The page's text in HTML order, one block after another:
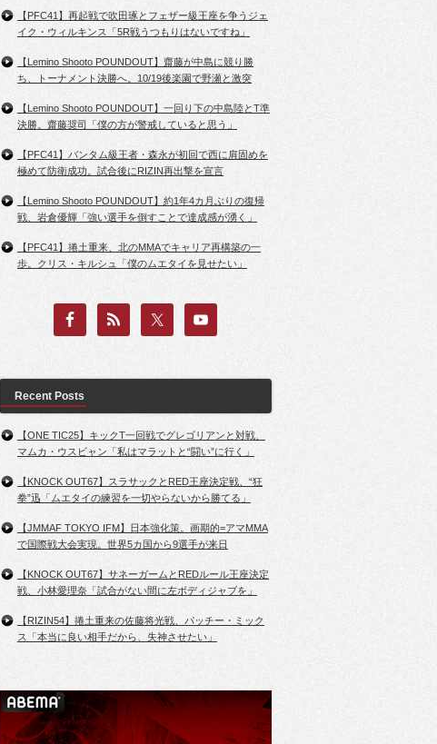
【PFC41】再起戦で吹田琢とフェザー級王座を争うジェ
イク・ウィルキンス「5R戦うつもりはないですね」
【Lemino Shooto POUNDOUT】齋藤が中島に競り勝
ち、トーナメント決勝へ。10/19後楽園で野瀬と激突
【Lemino Shooto POUNDOUT】一回り下の中島陸とT準
決勝。齋藤奨司「僕の方が警戒していると思う」
【PFC41】バンタム級王者・森永が初回で西に肩固めを
極めて防衛成功。試合後にRIZIN再出撃を宣言
【Lemino Shooto POUNDOUT】約1年4カ月ぶりの復帰
戦、岩倉優輝「強い選手を倒すことで達成感が湧く」
【PFC41】捲土重来、北のMMAでキャリア再構築の一
歩。クリス・キルシュ「僕のムエタイを見せたい」
Recent Posts
【ONE TIC25】キックT一回戦でグレゴリアンと対戦、
マムカ・ウスビャン「私はマラットと“闘い”に行く」
【KNOCK OUT67】スラサックとRED王座決定戦、“狂
拳”迅「ムエタイの練習を一切やらないから勝てる」
【JMMAF TOKYO IFM】日本強化策。画期的=アマMMA
で国際戦大会実現。世界5カ国から9選手が来日
【KNOCK OUT67】サネーガームとREDルール王座決定
戦、小林愛理奈「試合がない間に左ボディジャブを」
【RIZIN54】捲土重来の佐藤将光戦、パッチー・ミック
ス「本当に良い相手だから、失神させたい」